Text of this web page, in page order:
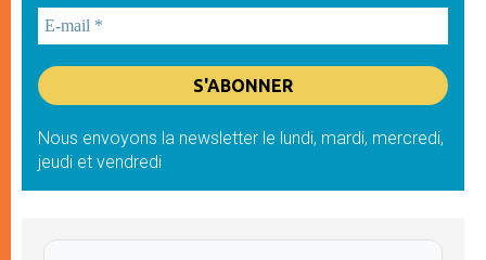
Nous envoyons la newsletter le lundi, mardi, mercredi,
jeudi et vendredi